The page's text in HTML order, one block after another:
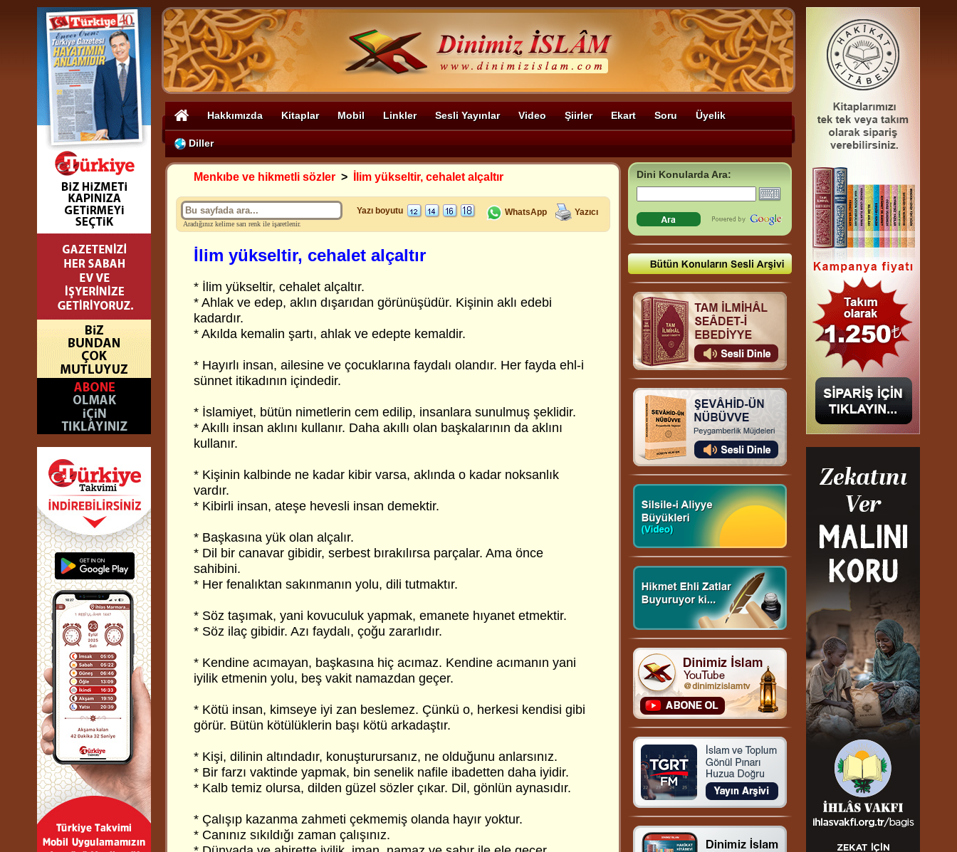
Hakkımızda Kitaplar Mobil Linkler Sesli Yayınlar Video Şiirler Ekart Soru Üyelik
Diller
Menkıbe ve hikmetli sözler > İlim yükseltir, cehalet alçaltır
Aradığınız kelime sarı renk ile işaretlenir.
Yazı boyutu WhatsApp Yazıcı
İlim yükseltir, cehalet alçaltır
* İlim yükseltir, cehalet alçaltır.
* Ahlak ve edep, aklın dışarıdan görünüşüdür. Kişinin aklı edebi
kadardır.
* Akılda kemalin şartı, ahlak ve edepte kemaldir.
* Hayırlı insan, ailesine ve çocuklarına faydalı olandır. Her fayda ehl-i
sünnet itikadının içindedir.
* İslamiyet, bütün nimetlerin cem edilip, insanlara sunulmuş şeklidir.
* Akıllı insan aklını kullanır. Daha akıllı olan başkalarının da aklını
kullanır.
* Kişinin kalbinde ne kadar kibir varsa, aklında o kadar noksanlık
vardır.
* Kibirli insan, ateşe hevesli insan demektir.
* Başkasına yük olan alçalır.
* Dil bir canavar gibidir, serbest bırakılırsa parçalar. Ama önce
sahibini.
* Her fenalıktan sakınmanın yolu, dili tutmaktır.
* Söz taşımak, yani kovuculuk yapmak, emanete hıyanet etmektir.
* Söz ilaç gibidir. Azı faydalı, çoğu zararlıdır.
* Kendine acımayan, başkasına hiç acımaz. Kendine acımanın yani
iyilik etmenin yolu, beş vakit namazdan geçer.
* Kötü insan, kimseye iyi zan beslemez. Çünkü o, herkesi kendisi gibi
görür. Bütün kötülüklerin başı kötü arkadaştır.
* Kişi, dilinin altındadır, konuşturursanız, ne olduğunu anlarsınız.
* Bir farzı vaktinde yapmak, bin senelik nafile ibadetten daha iyidir.
* Kalb temiz olursa, dilden güzel sözler çıkar. Dil, gönlün aynasıdır.
* Çalışıp kazanma zahmeti çekmemiş olanda hayır yoktur.
* Canınız sıkıldığı zaman çalışınız.
Dini Konularda Ara: